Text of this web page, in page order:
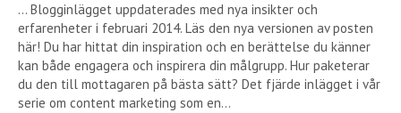
… Blogginlägget uppdaterades med nya insikter och
erfarenheter i februari 2014. Läs den nya versionen av posten
här! Du har hittat din inspiration och en berättelse du känner
kan både engagera och inspirera din målgrupp. Hur paketerar
du den till mottagaren på bästa sätt? Det fjärde inlägget i vår
serie om content marketing som en…